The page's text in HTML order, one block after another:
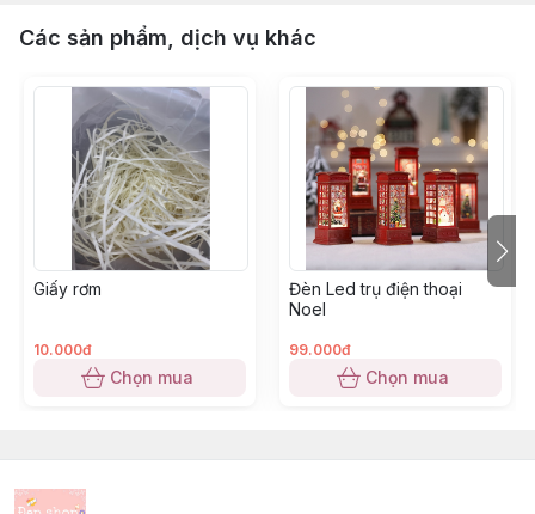
Các sản phẩm, dịch vụ khác
Giấy rơm
10.000đ
Chọn mua
Đèn Led trụ điện thoại
Noel
99.000đ
Chọn mua